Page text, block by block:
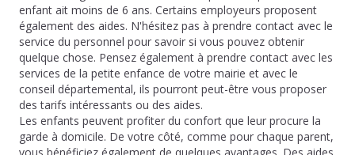
enfant ait moins de 6 ans. Certains employeurs proposent
également des aides. N'hésitez pas à prendre contact avec le
service du personnel pour savoir si vous pouvez obtenir
quelque chose. Pensez également à prendre contact avec les
services de la petite enfance de votre mairie et avec le
conseil départemental, ils pourront peut-être vous proposer
des tarifs intéressants ou des aides.
Les enfants peuvent profiter du confort que leur procure la
garde à domicile. De votre côté, comme pour chaque parent,